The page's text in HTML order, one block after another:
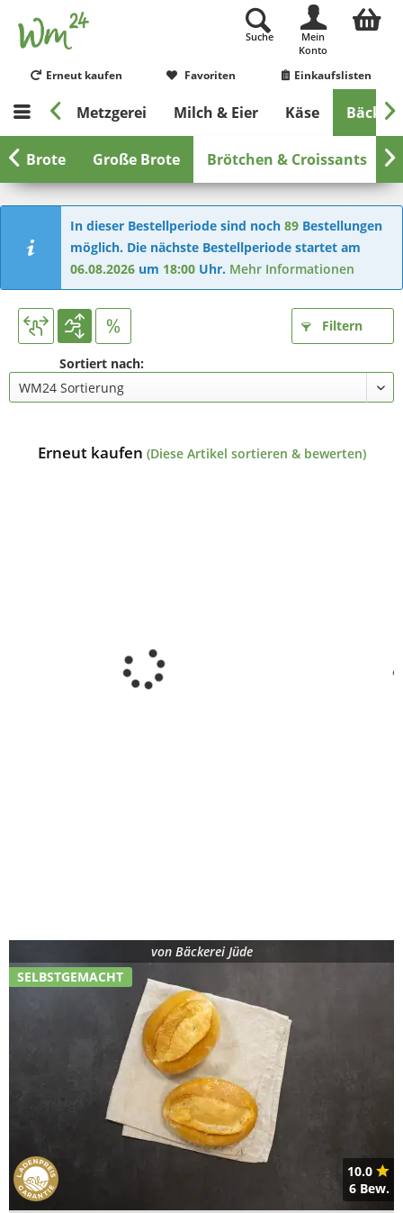
Suche
Mein
Konto
Erneut kaufen Favoriten Einkaufslisten
Metzgerei Milch & Eier Käse
Brote Große Brote Brötchen & Croissants
 
 
In dieser Bestellperiode sind noch 89 Bestellungen
möglich. Die nächste Bestellperiode startet am
06.08.2026 um 18:00 Uhr. Mehr Informationen
Filtern
Sortiert nach:
Erneut kaufen (Diese Artikel sortieren & bewerten)
SELBSTGEMACHT
von Bäckerei Jüde
10.0
6 Bew.